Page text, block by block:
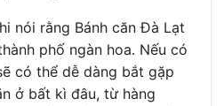
nói rằng Bánh căn Đà Lạt
phố ngàn hoa. Nếu có
có thể dễ dàng bắt gặp
ở bất kì đâu, từ hàng